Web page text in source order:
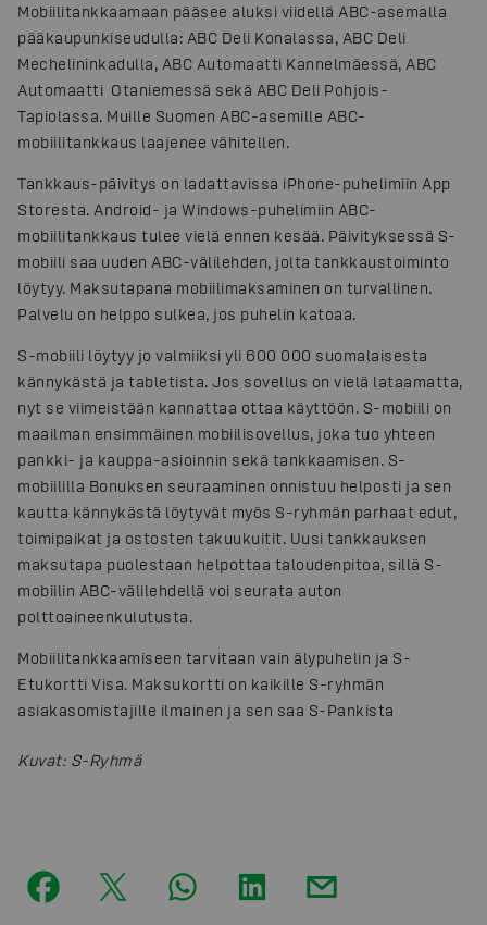
Mobiilitankkaamaan pääsee aluksi viidellä ABC-asemalla
pääkaupunkiseudulla: ABC Deli Konalassa, ABC Deli
Mechelininkadulla, ABC Automaatti Kannelmäessä, ABC
Automaatti Otaniemessä sekä ABC Deli Pohjois-
Tapiolassa. Muille Suomen ABC-asemille ABC-
mobiilitankkaus laajenee vähitellen.
Tankkaus-päivitys on ladattavissa iPhone-puhelimiin App
Storesta. Android- ja Windows-puhelimiin ABC-
mobiilitankkaus tulee vielä ennen kesää. Päivityksessä S-
mobiili saa uuden ABC-välilehden, jolta tankkaustoiminto
löytyy. Maksutapana mobiilimaksaminen on turvallinen.
Palvelu on helppo sulkea, jos puhelin katoaa.
S-mobiili löytyy jo valmiiksi yli 600 000 suomalaisesta
kännykästä ja tabletista. Jos sovellus on vielä lataamatta,
nyt se viimeistään kannattaa ottaa käyttöön. S-mobiili on
maailman ensimmäinen mobiilisovellus, joka tuo yhteen
pankki- ja kauppa-asioinnin sekä tankkaamisen. S-
mobiililla Bonuksen seuraaminen onnistuu helposti ja sen
kautta kännykästä löytyvät myös S-ryhmän parhaat edut,
toimipaikat ja ostosten takuukuitit. Uusi tankkauksen
maksutapa puolestaan helpottaa taloudenpitoa, sillä S-
mobiilin ABC-välilehdellä voi seurata auton
polttoaineenkulutusta.
Mobiilitankkaamiseen tarvitaan vain älypuhelin ja S-
Etukortti Visa. Maksukortti on kaikille S-ryhmän
asiakasomistajille ilmainen ja sen saa S-Pankista
Kuvat: S-Ryhmä